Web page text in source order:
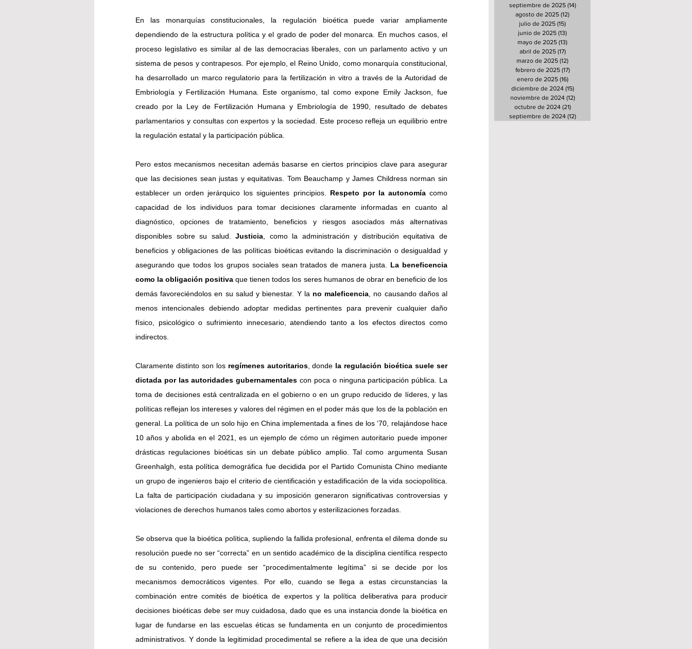
En las monarquías constitucionales, la regulación bioética puede variar ampliamente
dependiendo de la estructura política y el grado de poder del monarca. En muchos casos, el
proceso legislativo es similar al de las democracias liberales, con un parlamento activo y un
sistema de pesos y contrapesos. Por ejemplo, el Reino Unido, como monarquía constitucional,
ha desarrollado un marco regulatorio para la fertilización in vitro a través de la Autoridad de
Embriología y Fertilización Humana. Este organismo, tal como expone Emily Jackson, fue
creado por la Ley de Fertilización Humana y Embriología de 1990, resultado de debates
parlamentarios y consultas con expertos y la sociedad. Este proceso refleja un equilibrio entre
la regulación estatal y la participación pública.
Pero estos mecanismos necesitan además basarse en ciertos principios clave para asegurar
que las decisiones sean justas y equitativas. Tom Beauchamp y James Childress norman sin
establecer un orden jerárquico los siguientes principios. Respeto por la autonomía como
capacidad de los individuos para tomar decisiones claramente informadas en cuanto al
diagnóstico, opciones de tratamiento, beneficios y riesgos asociados más alternativas
disponibles sobre su salud. Justicia, como la administración y distribución equitativa de
beneficios y obligaciones de las políticas bioéticas evitando la discriminación o desigualdad y
asegurando que todos los grupos sociales sean tratados de manera justa. La beneficencia
como la obligación positiva que tienen todos los seres humanos de obrar en beneficio de los
demás favoreciéndolos en su salud y bienestar. Y la no maleficencia, no causando daños al
menos intencionales debiendo adoptar medidas pertinentes para prevenir cualquier daño
físico, psicológico o sufrimiento innecesario, atendiendo tanto a los efectos directos como
indirectos.
Claramente distinto son los regímenes autoritarios, donde la regulación bioética suele ser
dictada por las autoridades gubernamentales con poca o ninguna participación pública. La
toma de decisiones está centralizada en el gobierno o en un grupo reducido de líderes, y las
políticas reflejan los intereses y valores del régimen en el poder más que los de la población en
general. La política de un solo hijo en China implementada a fines de los ‘70, relajándose hace
10 años y abolida en el 2021, es un ejemplo de cómo un régimen autoritario puede imponer
drásticas regulaciones bioéticas sin un debate público amplio. Tal como argumenta Susan
Greenhalgh, esta política demográfica fue decidida por el Partido Comunista Chino mediante
un grupo de ingenieros bajo el criterio de cientificación y estadificación de la vida sociopolítica.
La falta de participación ciudadana y su imposición generaron significativas controversias y
violaciones de derechos humanos tales como abortos y esterilizaciones forzadas.
Se observa que la bioética política, supliendo la fallida profesional, enfrenta el dilema donde su
resolución puede no ser “correcta” en un sentido académico de la disciplina científica respecto
de su contenido, pero puede ser “procedimentalmente legítima” si se decide por los
mecanismos democráticos vigentes. Por ello, cuando se llega a estas circunstancias la
combinación entre comités de bioética de expertos y la política deliberativa para producir
decisiones bioéticas debe ser muy cuidadosa, dado que es una instancia donde la bioética en
lugar de fundarse en las escuelas éticas se fundamenta en un conjunto de procedimientos
administrativos. Y donde la legitimidad procedimental se refiere a la idea de que una decisión
septiembre de 2025 (14)14 entradas
agosto de 2025 (12)
julio de 2025 (15)
junio de 2025 (13)
mayo de 2025 (13)
abril de 2025 (17)17 entradas
marzo de 2025 (12)
febrero de 2025 (17)17 entradas
enero de 2025 (16)16 entradas
diciembre de 2024 (15)15 entradas
noviembre de 2024 (12)12 entradas
octubre de 2024 (21)21 entradas
septiembre de 2024 (12)12 entradas